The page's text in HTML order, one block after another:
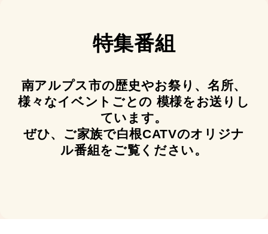
特集番組
南アルプス市の歴史やお祭り、名所、
様々なイベントごとの 模様をお送りし
ています。
ぜひ、ご家族で白根CATVのオリジナ
ル番組を ご覧ください。